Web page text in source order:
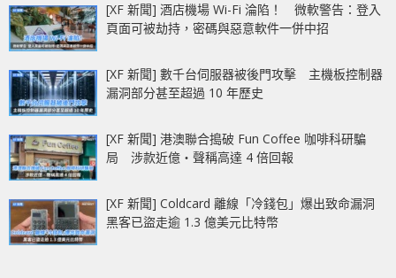
[XF 新聞] 酒店機場 Wi-Fi 淪陷！ 微軟警告：登入
頁面可被劫持，密碼與惡意軟件一併中招
[XF 新聞] 數千台伺服器被後門攻擊 主機板控制器
漏洞部分甚至超過 10 年歷史
[XF 新聞] 港澳聯合搗破 Fun Coffee 咖啡科研騙
局 涉款近億‧聲稱高達 4 倍回報
[XF 新聞] Coldcard 離線「冷錢包」爆出致命漏洞
黑客已盜走逾 1.3 億美元比特幣